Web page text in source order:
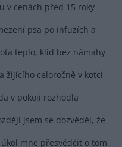
v cenách před 15 roky
psa po infuzích a
teplo, klid bez námahy
žijícího celoročně v kotci
v pokoji rozhodla
jsem se dozvěděl, že
mne přesvědčit o tom